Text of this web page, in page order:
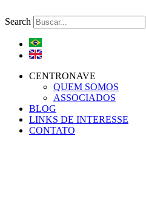
para
conteúdo
Search
CENTRONAVE
QUEM SOMOS
ASSOCIADOS
BLOG
LINKS DE INTERESSE
CONTATO